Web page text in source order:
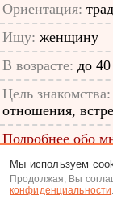
Ориентация:
Ищу: женщину
В возрасте: до 40
Цель знакомства:
отношения,
Подробнее обо
ID анкеты:
Знакомства|
Мы используем
Продолжая, Вы
конфиденциальности.